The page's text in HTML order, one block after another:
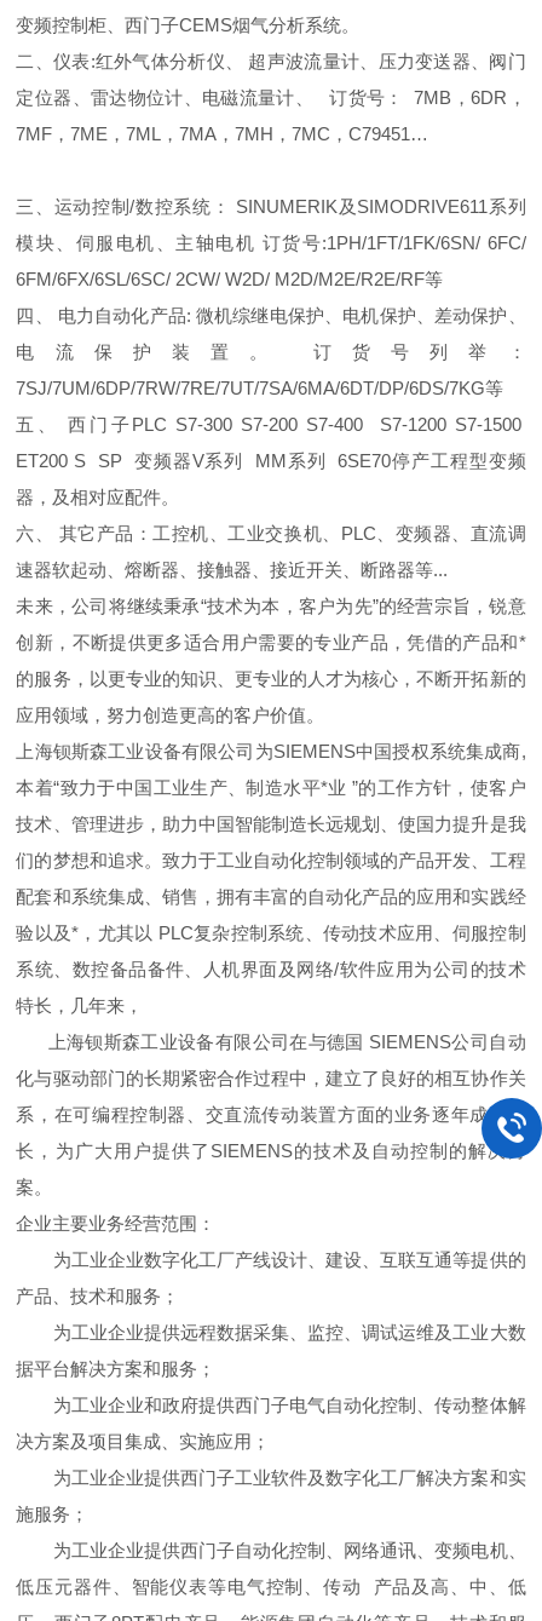
变频控制柜、西门子CEMS烟气分析系统。
二、仪表:红外气体分析仪、 超声波流量计、压力变送器、阀门
定位器、雷达物位计、电磁流量计、 订货号： 7MB，6DR，
7MF，7ME，7ML，7MA，7MH，7MC，C79451…
三、运动控制/数控系统： SINUMERIK及SIMODRIVE611系列
模块、伺服电机、主轴电机 订货号:1PH/1FT/1FK/6SN/ 6FC/
6FM/6FX/6SL/6SC/ 2CW/ W2D/ M2D/M2E/R2E/RF等
四、 电力自动化产品: 微机综继电保护、电机保护、差动保护、
电流保护装置。 订货号列举：
7SJ/7UM/6DP/7RW/7RE/7UT/7SA/6MA/6DT/DP/6DS/7KG等
五、 西门子PLC S7-300 S7-200 S7-400 S7-1200 S7-1500
ET200 S SP 变频器V系列 MM系列 6SE70停产工程型变频
器，及相对应配件。
六、 其它产品：工控机、工业交换机、PLC、变频器、直流调
速器软起动、熔断器、接触器、接近开关、断路器等...
未来，公司将继续秉承“技术为本，客户为先”的经营宗旨，锐意
创新，不断提供更多适合用户需要的专业产品，凭借的产品和*
的服务，以更专业的知识、更专业的人才为核心，不断开拓新的
应用领域，努力创造更高的客户价值。
上海钡斯森工业设备有限公司为SIEMENS中国授权系统集成商,
本着“致力于中国工业生产、制造水平*业 ”的工作方针，使客户
技术、管理进步，助力中国智能制造长远规划、使国力提升是我
们的梦想和追求。致力于工业自动化控制领域的产品开发、工程
配套和系统集成、销售，拥有丰富的自动化产品的应用和实践经
验以及*，尤其以 PLC复杂控制系统、传动技术应用、伺服控制
系统、数控备品备件、人机界面及网络/软件应用为公司的技术
特长，几年来，
上海钡斯森工业设备有限公司在与德国 SIEMENS公司自动
化与驱动部门的长期紧密合作过程中，建立了良好的相互协作关
系，在可编程控制器、交直流传动装置方面的业务逐年成倍增
长，为广大用户提供了SIEMENS的技术及自动控制的解决方
案。
企业主要业务经营范围：
为工业企业数字化工厂产线设计、建设、互联互通等提供的
产品、技术和服务；
为工业企业提供远程数据采集、监控、调试运维及工业大数
据平台解决方案和服务；
为工业企业和政府提供西门子电气自动化控制、传动整体解
决方案及项目集成、实施应用；
为工业企业提供西门子工业软件及数字化工厂解决方案和实
施服务；
为工业企业提供西门子自动化控制、网络通讯、变频电机、
低压元器件、智能仪表等电气控制、传动 产品及高、中、低